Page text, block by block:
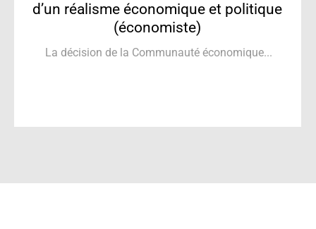
politique
Le directeur général de